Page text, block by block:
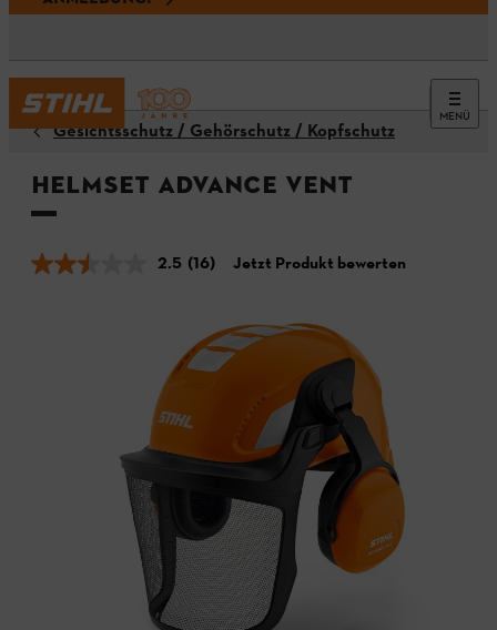
MENÜ
Gesichtsschutz / Gehörschutz / Kopfschutz
Helmset ADVANCE Vent
2.5 (16) Jetzt Produkt bewerten